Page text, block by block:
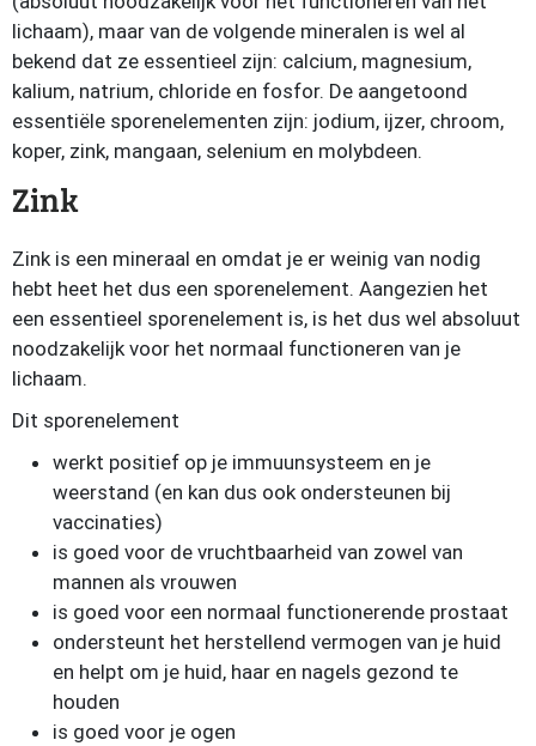
lichaam), maar van de volgende mineralen is wel al
bekend dat ze essentieel zijn: calcium, magnesium,
kalium, natrium, chloride en fosfor. De aangetoond
essentiële sporenelementen zijn: jodium, ijzer, chroom,
koper, zink, mangaan, selenium en molybdeen.
Zink
Zink is een mineraal en omdat je er weinig van nodig
hebt heet het dus een sporenelement. Aangezien het
een essentieel sporenelement is, is het dus wel absoluut
noodzakelijk voor het normaal functioneren van je
lichaam.
Dit sporenelement
werkt positief op je immuunsysteem en je
weerstand (en kan dus ook ondersteunen bij
vaccinaties)
is goed voor de vruchtbaarheid van zowel van
mannen als vrouwen
is goed voor een normaal functionerende prostaat
ondersteunt het herstellend vermogen van je huid
en helpt om je huid, haar en nagels gezond te
houden
is goed voor je ogen